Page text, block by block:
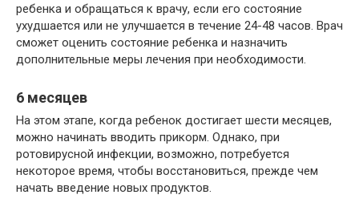
ребенка и обращаться к врачу, если его состояние
ухудшается или не улучшается в течение 24-48 часов. Врач
сможет оценить состояние ребенка и назначить
дополнительные меры лечения при необходимости.
6 месяцев
На этом этапе, когда ребенок достигает шести месяцев,
можно начинать вводить прикорм. Однако, при
ротовирусной инфекции, возможно, потребуется
некоторое время, чтобы восстановиться, прежде чем
начать введение новых продуктов.